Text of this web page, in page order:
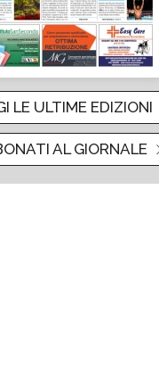
LE ULTIME EDIZIONI
AL GIORNALE